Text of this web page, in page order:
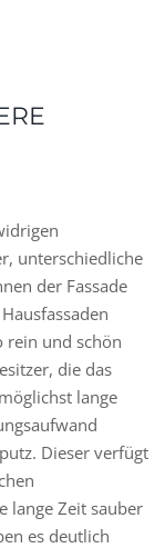
unterschiedliche
der Fassade
rein und schön
die das
lange
Dieser verfügt
lange Zeit sauber
es deutlich